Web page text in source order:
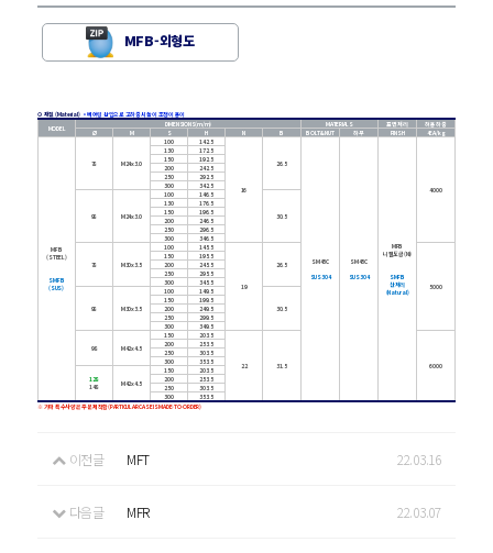
MFB-외형도
⊙ 재질 (Material) •베어링 삽입으로 고하중시 높이 조정이 용이
MODEL
DIMENSIONS(m/m) MATERIALS 표면처리
허용하중
Ø
M S H N B BOLT&NUT 하부 FINSH 4EA/kg
MFB
(STEEL)
SMFB
(SUS)
78 M24x3.0
100 142.5
16
26.5
SM45C
SUS304
SM45C
SUS304
MFB
니켈도금(Ni)
SMFB
산처리
(Natural)
4000
130
172.5
150
192.5
200
242.5
250
292.5
300
342.5
98 M24x3.0
100 146.5
30.5
130
176.5
150
196.5
200
246.5
250
296.5
300
346.5
78 M30x3.5
100 145.5
19
26.5
5000
150
195.5
200
245.5
250
295.5
300
345.5
98 M30x3.5
100 149.5
30.5
150
199.5
200
249.5
250
299.5
300
349.5
98 M42x4.5
150 203.5
22 31.5 6000
200
253.5
250
303.5
300
353.5
128
148
M42x4.5
150
203.5
200
253.5
250
303.5
300
353.5
※ 기타 특수사양은 주문제작함(PARTICULAR CASE IS MADE-TO-ORDER)
이전글 MFT 22.03.16
다음글 MFR 22.03.07